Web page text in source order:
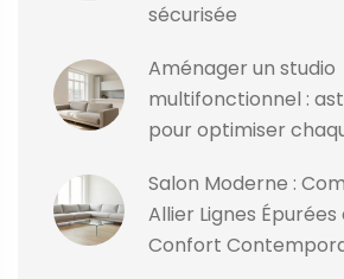
sécurisée
Aménager un studio
multifonctionnel :
pour optimiser
Salon Moderne :
Allier Lignes Épurées
Confort